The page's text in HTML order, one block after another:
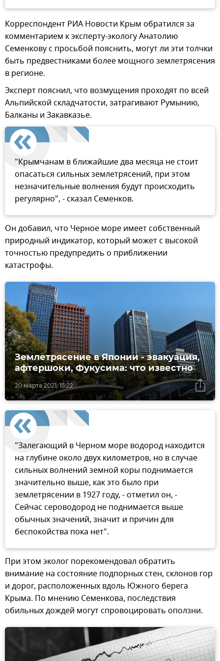
Корреспондент РИА Новости Крым обратился за
комментарием к эксперту-экологу Анатолию
Семенкову с просьбой пояснить, могут ли эти толчки
быть предвестниками более мощного землетрясения
в регионе.
Эксперт пояснил, что возмущения проходят по всей
Альпийской складчатости, затрагивают Румынию,
Балканы и Закавказье.
"Крымчанам в ближайшие два месяца не стоит
опасаться сильных землетрясений, при этом
незначительные волнения будут происходить
регулярно", - сказал Семенков.
Он добавил, что Черное море имеет собственный
природный индикатор, который может с высокой
точностью предупредить о приближении
катастрофы.
20 марта 2021, 15:22
Землетрясение в Японии - эвакуация,
афтершоки, Фукусима: что известно
"Залегающий в Черном море водород находится
на глубине около двух километров, но в случае
сильных волнений земной коры поднимается
значительно выше, как это было при
землетрясении в 1927 году, - отметил он, -
Сейчас сероводород не поднимается выше
обычных значений, значит и причин для
беспокойства пока нет".
При этом эколог порекомендовал обратить
внимание на состояние подпорных стен, склонов гор
и дорог, расположенных вдоль Южного берега
Крыма. По мнению Семенкова, последствия
обильных дождей могут спровоцировать оползни.